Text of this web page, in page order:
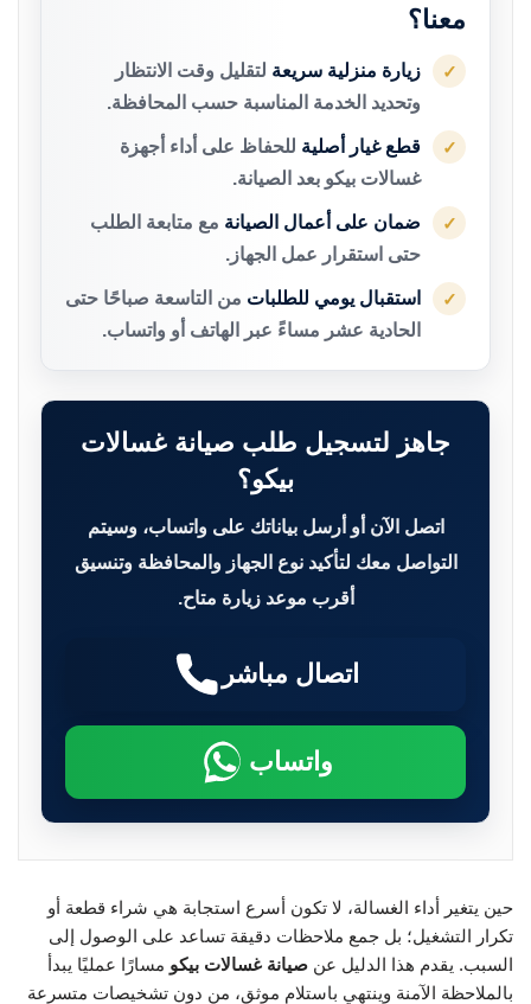
معنا؟
✓ زيارة منزلية سريعة لتقليل وقت الانتظار
وتحديد الخدمة المناسبة حسب المحافظة.
✓ قطع غيار أصلية للحفاظ على أداء أجهزة
غسالات بيكو بعد الصيانة.
✓ ضمان على أعمال الصيانة مع متابعة الطلب
حتى استقرار عمل الجهاز.
✓ استقبال يومي للطلبات من التاسعة صباحًا حتى
الحادية عشر مساءً عبر الهاتف أو واتساب.
جاهز لتسجيل طلب صيانة غسالات
بيكو؟
اتصل الآن أو أرسل بياناتك على واتساب، وسيتم
التواصل معك لتأكيد نوع الجهاز والمحافظة وتنسيق
أقرب موعد زيارة متاح.
اتصال مباشر
واتساب
حين يتغير أداء الغسالة، لا تكون أسرع استجابة هي شراء قطعة أو
تكرار التشغيل؛ بل جمع ملاحظات دقيقة تساعد على الوصول إلى
السبب. يقدم هذا الدليل عن صيانة غسالات بيكو مسارًا عمليًا يبدأ
بالملاحظة الآمنة وينتهي باستلام موثق، من دون تشخيصات متسرعة